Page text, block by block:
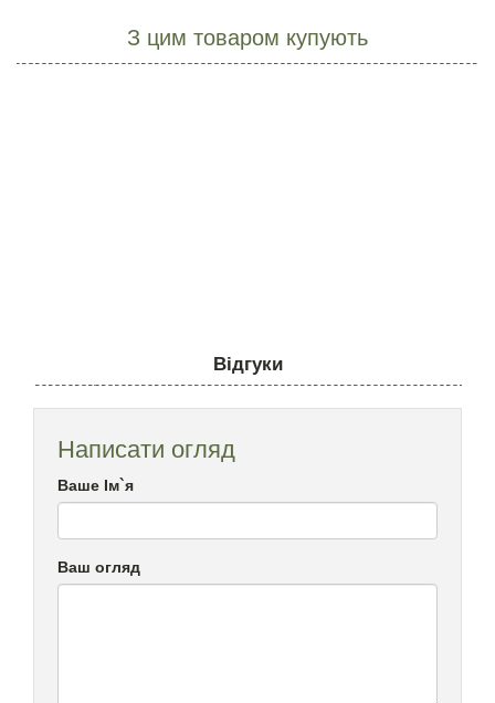
З цим товаром купують
Відгуки
Написати огляд
Ваше Ім`я
Ваш огляд